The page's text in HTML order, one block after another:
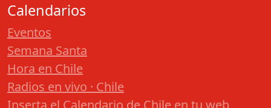
Calendarios
Eventos
Semana Santa
Hora en Chile
Radios en vivo · Chile